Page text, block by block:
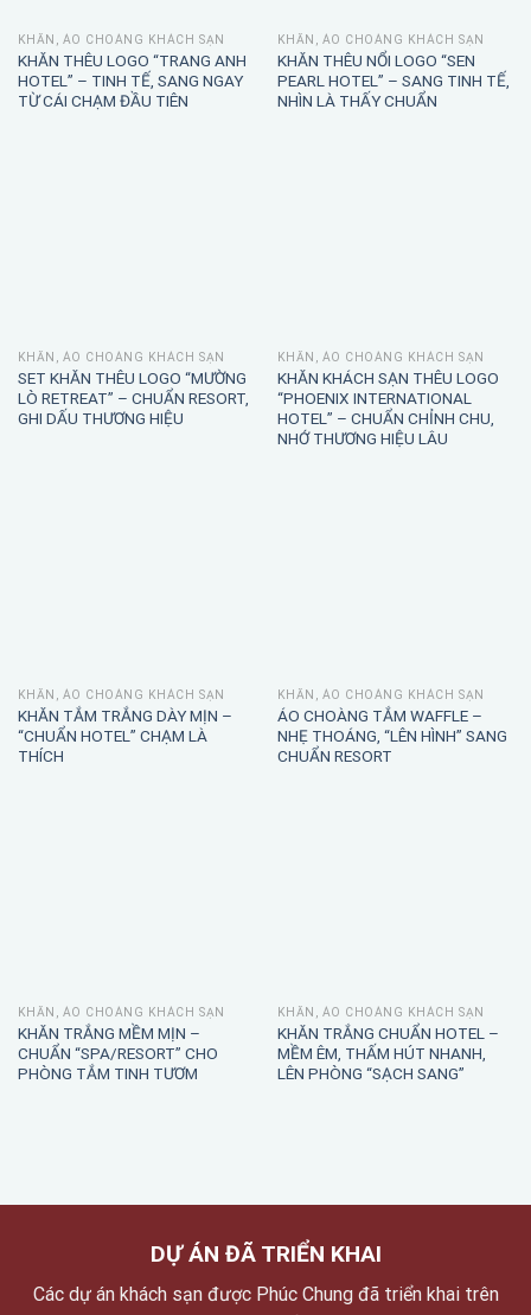
KHĂN, ÁO CHOÀNG KHÁCH SẠN
KHĂN THÊU LOGO “TRANG ANH
HOTEL” – TINH TẾ, SANG NGAY
TỪ CÁI CHẠM ĐẦU TIÊN
KHĂN, ÁO CHOÀNG KHÁCH SẠN
KHĂN THÊU NỔI LOGO “SEN
PEARL HOTEL” – SANG TINH TẾ,
NHÌN LÀ THẤY CHUẨN
KHĂN, ÁO CHOÀNG KHÁCH SẠN
SET KHĂN THÊU LOGO “MƯỜNG
LÒ RETREAT” – CHUẨN RESORT,
GHI DẤU THƯƠNG HIỆU
KHĂN, ÁO CHOÀNG KHÁCH SẠN
KHĂN KHÁCH SẠN THÊU LOGO
“PHOENIX INTERNATIONAL
HOTEL” – CHUẨN CHỈNH CHU,
NHỚ THƯƠNG HIỆU LÂU
KHĂN, ÁO CHOÀNG KHÁCH SẠN
KHĂN TẮM TRẮNG DÀY MỊN –
“CHUẨN HOTEL” CHẠM LÀ
THÍCH
KHĂN, ÁO CHOÀNG KHÁCH SẠN
ÁO CHOÀNG TẮM WAFFLE –
NHẸ THOÁNG, “LÊN HÌNH” SANG
CHUẨN RESORT
KHĂN, ÁO CHOÀNG KHÁCH SẠN
KHĂN TRẮNG MỀM MỊN –
CHUẨN “SPA/RESORT” CHO
PHÒNG TẮM TINH TƯƠM
KHĂN, ÁO CHOÀNG KHÁCH SẠN
KHĂN TRẮNG CHUẨN HOTEL –
MỀM ÊM, THẤM HÚT NHANH,
LÊN PHÒNG “SẠCH SANG”
DỰ ÁN ĐÃ TRIỂN KHAI
Các dự án khách sạn được Phúc Chung đã triển khai trên